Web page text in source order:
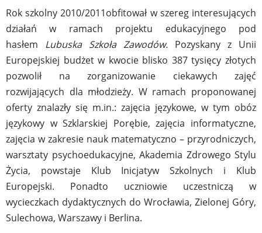
Rok szkolny 2010/2011obfitował w szereg interesujących
działań w ramach projektu edukacyjnego pod
hasłem Lubuska Szkoła Zawodów. Pozyskany z Unii
Europejskiej budżet w kwocie blisko 387 tysięcy złotych
pozwolił na zorganizowanie ciekawych zajęć
rozwijających dla młodzieży. W ramach proponowanej
oferty znalazły się m.in.: zajęcia językowe, w tym obóz
językowy w Szklarskiej Porębie, zajęcia informatyczne,
zajęcia w zakresie nauk matematyczno – przyrodniczych,
warsztaty psychoedukacyjne, Akademia Zdrowego Stylu
Życia, powstaje Klub Inicjatyw Szkolnych i Klub
Europejski. Ponadto uczniowie uczestniczą w
wycieczkach dydaktycznych do Wrocławia, Zielonej Góry,
Sulechowa, Warszawy i Berlina.